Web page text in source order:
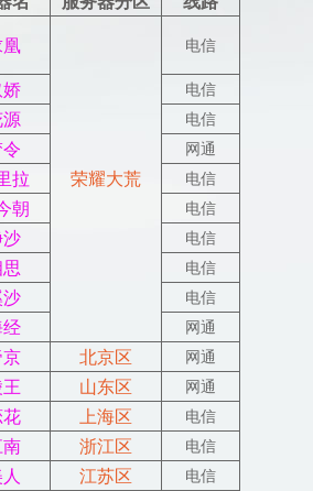
荣耀大荒
电信
电信
电信
网通
拉 电信
朝 电信
电信
电信
电信
网通
北京区 网通
山东区 网通
上海区 电信
浙江区 电信
江苏区 电信